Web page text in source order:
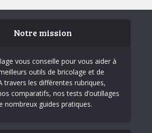
Notre mission
vous conseille pour vous aider à
outils de bricolage et de
travers les différentes rubriques,
comparatifs, nos tests d’outillages
nombreux guides pratiques.